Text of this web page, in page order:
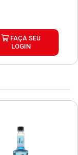
FAÇA SEU
LOGIN